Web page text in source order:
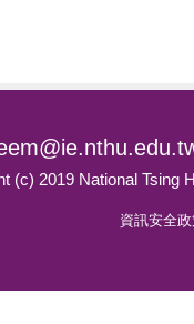
(c) 2019 National Tsing
資訊安全